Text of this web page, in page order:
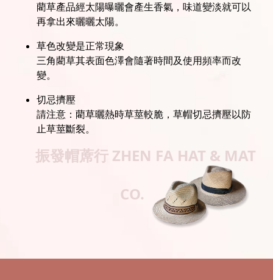
藺草產品經太陽曝曬會產生香氣，味道變淡就可以
再拿出來曬曬太陽。
草色改變是正常現象
三角藺草其表面色澤會隨著時間及使用頻率而改
變。
切忌擠壓
請注意：藺草曬熱時草莖較脆，草帽切忌擠壓以防
止草莖斷裂。
振發帽蓆行 ZHEN FA HAT & MAT
CO.